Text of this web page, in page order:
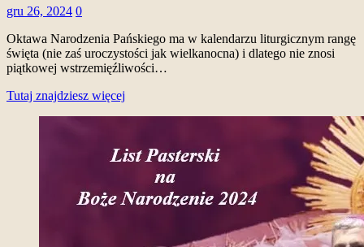
gru 26, 2024 0
Oktawa Narodzenia Pańskiego ma w kalendarzu liturgicznym rangę
święta (nie zaś uroczystości jak wielkanocna) i dlatego nie znosi
piątkowej wstrzemięźliwości…
Tutaj znajdziesz więcej